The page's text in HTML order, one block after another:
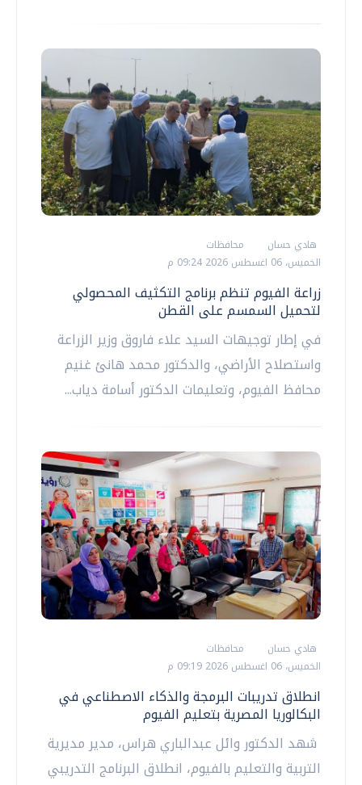
هادي حسان
محافظات
الخميس، 06 اغسطس 2026 09:24 م
زراعة الفيوم تنظم برنامج التكثيف المحصولي
لتحميل السمسم على القطن
في إطار توجيهات السيد علاء فاروق وزير الزراعة
واستصلاح الأراضي، والدكتور محمد هانئ غنيم
محافظ الفيوم، وتعليمات الدكتور أسامة دياب...
هادي حسان
محافظات
الخميس، 06 اغسطس 2026 09:19 م
انطلاق تدريبات البرمجة والذكاء الاصطناعي في
البكالوريا المصرية بتعليم الفيوم
شهد الدكتور وائل عبدالباري هراس، مدير مديرية
التربية والتعليم بالفيوم، انطلاق البرنامج التدريبي